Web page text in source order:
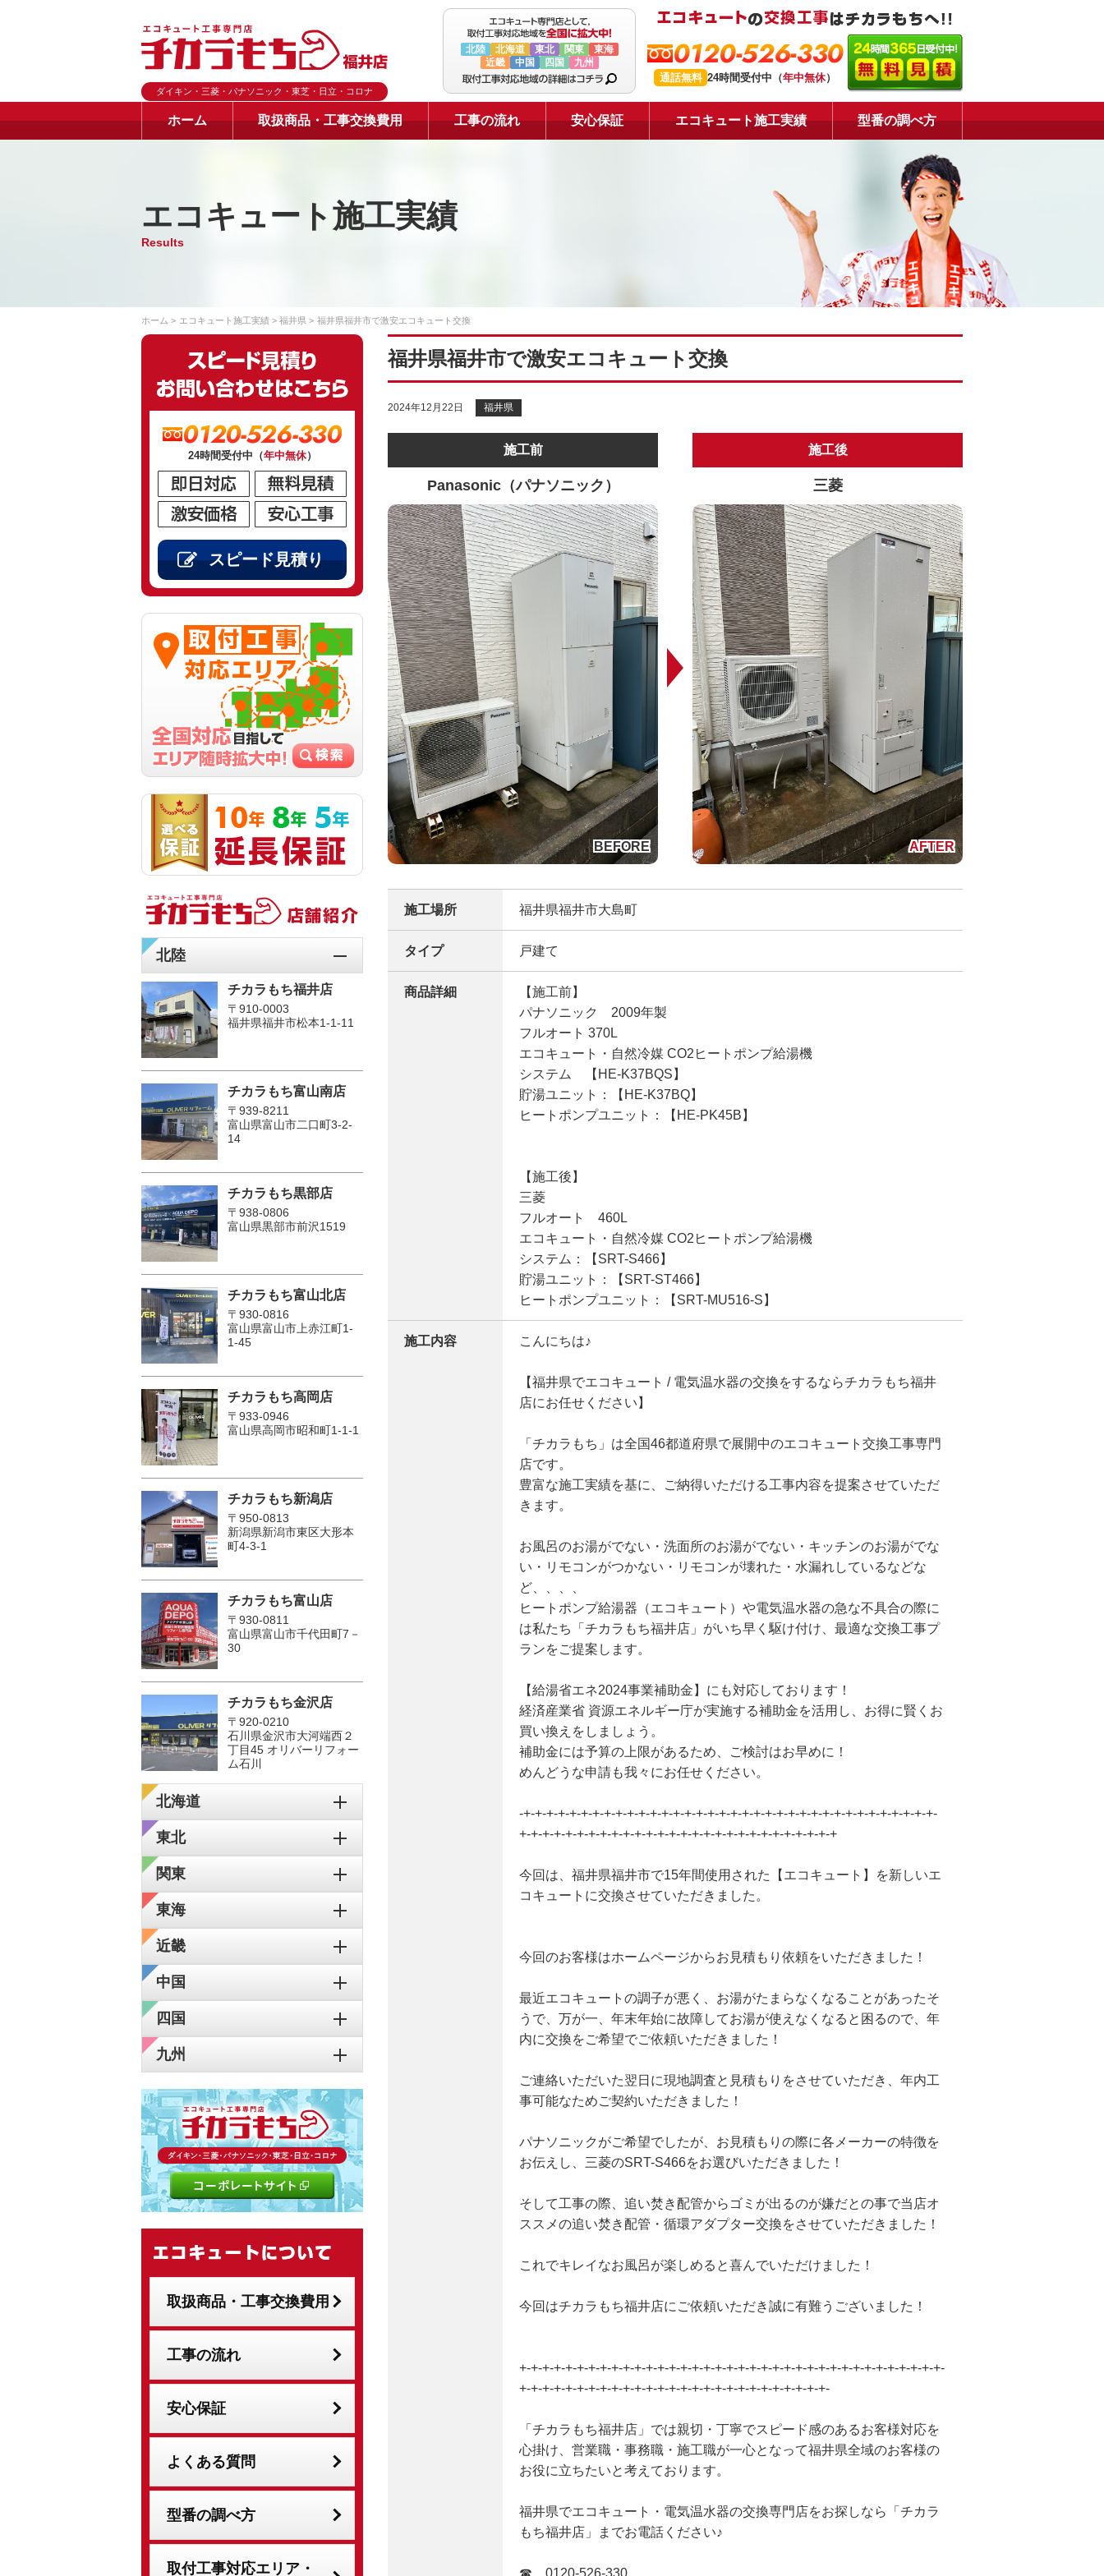
ダイキン・三菱・パナソニック・東芝・日立・コロナ
北陸 北海道 東北 関東
東海
近畿
中国 四国 九州 0120-526-330
通話無料 24時間受付中（年中無休）
ホーム 取扱商品・工事交換費用 工事の流れ 安心保証 エコキュート施工実績 型番の調べ方
エコキュート施工実績
Results
ホーム エコキュート施工実績 福井県 福井県福井市で激安エコキュート交換
福井県福井市で激安エコキュート交換
2024年12月22日 福井県
施工前
Panasonic（パナソニック）
施工後
三菱
施工場所 福井県福井市大島町
タイプ 戸建て
商品詳細
【施工前】
パナソニック 2009年製
フルオート 370L
エコキュート・自然冷媒 CO2ヒートポンプ給湯機
システム 【HE-K37BQS】
貯湯ユニット：【HE-K37BQ】
ヒートポンプユニット：【HE-PK45B】
【施工後】
三菱
フルオート 460L
エコキュート・自然冷媒 CO2ヒートポンプ給湯機
システム：【SRT-S466】
貯湯ユニット：【SRT-ST466】
ヒートポンプユニット：【SRT-MU516-S】
施工内容 こんにちは♪
【福井県でエコキュート / 電気温水器の交換をするならチカラもち福井
店にお任せください】
「チカラもち」は全国46都道府県で展開中のエコキュート交換工事専門
店です。
豊富な施工実績を基に、ご納得いただける工事内容を提案させていただ
きます。
お風呂のお湯がでない・洗面所のお湯がでない・キッチンのお湯がでな
い・リモコンがつかない・リモコンが壊れた・水漏れしているなどな
ど、、、、
ヒートポンプ給湯器（エコキュート）や電気温水器の急な不具合の際に
は私たち「チカラもち福井店」がいち早く駆け付け、最適な交換工事プ
ランをご提案します。
【給湯省エネ2024事業補助金】にも対応しております！
経済産業省 資源エネルギー庁が実施する補助金を活用し、お得に賢くお
買い換えをしましょう。
補助金には予算の上限があるため、ご検討はお早めに！
めんどうな申請も我々にお任せください。
-+-+-+-+-+-+-+-+-+-+-+-+-+-+-+-+-+-+-+-+-+-+-+-+-+-+-+-+-+-+-+-+-+-+-+-+-
+-+-+-+-+-+-+-+-+-+-+-+-+-+-+-+-+-+-+-+-+-+-+-+-+-+-+-+
今回は、福井県福井市で15年間使用された【エコキュート】を新しいエ
コキュートに交換させていただきました。
今回のお客様はホームページからお見積もり依頼をいただきました！
最近エコキュートの調子が悪く、お湯がたまらなくなることがあったそ
うで、万が一、年末年始に故障してお湯が使えなくなると困るので、年
内に交換をご希望でご依頼いただきました！
ご連絡いただいた翌日に現地調査と見積もりをさせていただき、年内工
事可能なためご契約いただきました！
パナソニックがご希望でしたが、お見積もりの際に各メーカーの特徴を
お伝えし、三菱のSRT-S466をお選びいただきました！
そして工事の際、追い焚き配管からゴミが出るのが嫌だとの事で当店オ
ススメの追い焚き配管・循環アダプター交換をさせていただきました！
これでキレイなお風呂が楽しめると喜んでいただけました！
今回はチカラもち福井店にご依頼いただき誠に有難うございました！
+-+-+-+-+-+-+-+-+-+-+-+-+-+-+-+-+-+-+-+-+-+-+-+-+-+-+-+-+-+-+-+-+-+-+-+-+-
+-+-+-+-+-+-+-+-+-+-+-+-+-+-+-+-+-+-+-+-+-+-+-+-+-+-+-
「チカラもち福井店」では親切・丁寧でスピード感のあるお客様対応を
心掛け、営業職・事務職・施工職が一心となって福井県全域のお客様の
お役に立ちたいと考えております。
福井県でエコキュート・電気温水器の交換専門店をお探しなら「チカラ
もち福井店」までお電話ください♪
0120-526-330
24時間受付中（年中無休）
スピード見積り
北陸
チカラもち福井店
〒910-0003
福井県福井市松本1‐1-11
チカラもち富山南店
〒939-8211
富山県富山市二口町3-2-
14
チカラもち黒部店
〒938-0806
富山県黒部市前沢1519
チカラもち富山北店
〒930-0816
富山県富山市上赤江町1-
1-45
チカラもち高岡店
〒933-0946
富山県高岡市昭和町1-1-1
チカラもち新潟店
〒950-0813
新潟県新潟市東区大形本
町4-3-1
チカラもち富山店
〒930-0811
富山県富山市千代田町7－
30
チカラもち金沢店
〒920-0210
石川県金沢市大河端西２
丁目45 オリバーリフォー
ム石川
北海道
東北
関東
東海
近畿
中国
四国
九州
取扱商品・工事交換費用
工事の流れ
安心保証
よくある質問
型番の調べ方
取付工事対応エリア・